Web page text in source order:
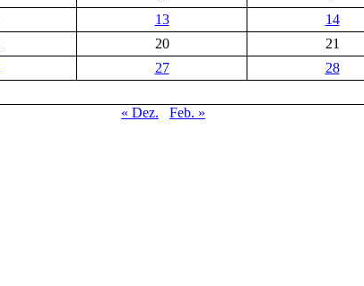
13 14
20 21
27 28
« Dez.
Feb. »